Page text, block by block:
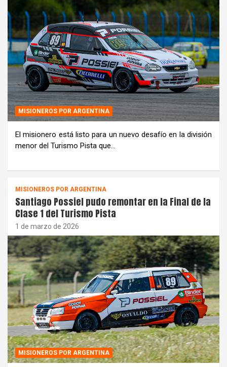
MISIONEROS POR ARGENTINA
El misionero está listo para un nuevo desafío en la división
menor del Turismo Pista que…
MISIONEROS POR ARGENTINA
Santiago Possiel pudo remontar en la Final de la
Clase 1 del Turismo Pista
1 de marzo de 2026
MISIONEROS POR ARGENTINA